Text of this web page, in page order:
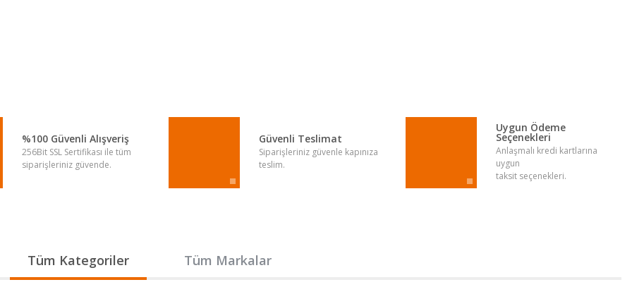
%100 Güvenli Alışveriş
256Bit SSL Sertifikası ile tüm
siparişleriniz güvende.
Güvenli Teslimat
Siparişleriniz güvenle kapınıza
teslim.
Uygun Ödeme
Seçenekleri
Anlaşmalı kredi kartlarına
uygun
taksit seçenekleri.
Tüm Kategoriler Tüm Markalar